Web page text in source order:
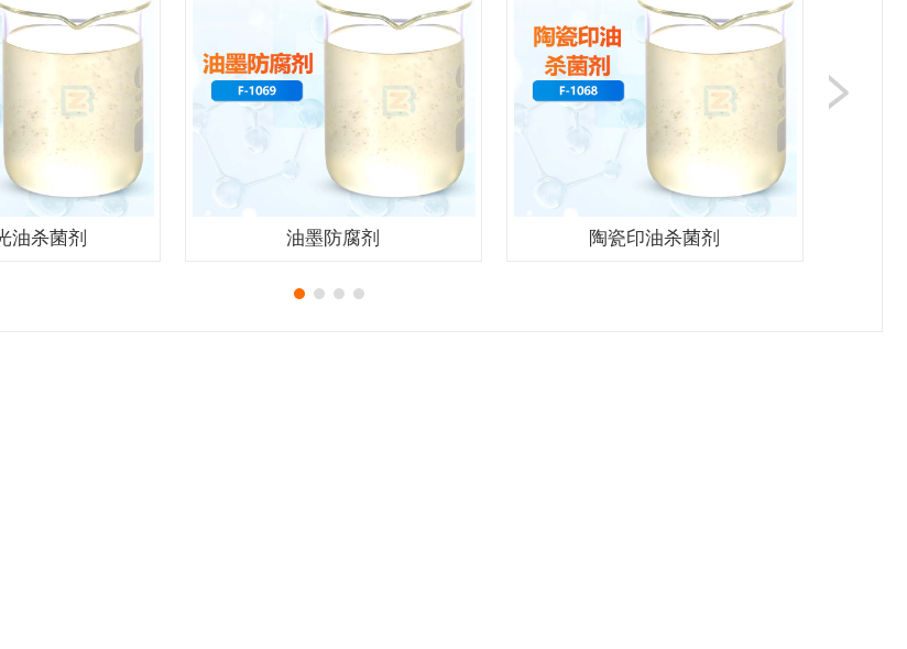
油杀菌剂 油墨防腐剂 陶瓷印油杀菌剂